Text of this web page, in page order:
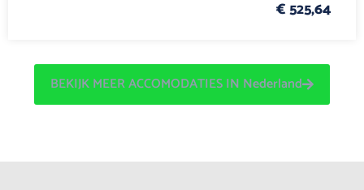
€ 525,64
BEKIJK MEER ACCOMODATIES IN Nederland